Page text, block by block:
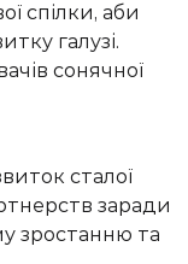
спілки, аби
галузі.
сонячної
сталої
заради
зростанню та